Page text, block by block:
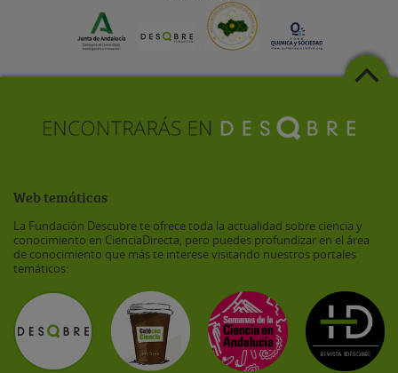
Web temáticas
La Fundación Descubre te ofrece toda la actualidad sobre ciencia y
conocimiento en CienciaDirecta, pero puedes profundizar en el área
de conocimiento que más te interese visitando nuestros portales
temáticos: